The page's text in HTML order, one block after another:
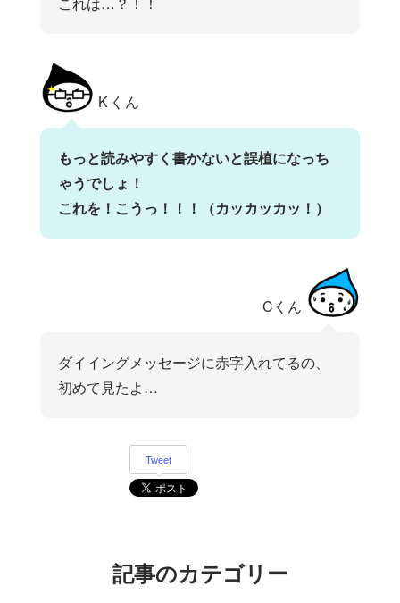
Kくん
もっと読みやすく書かないと誤植になっち
ゃうでしょ！
これを！こうっ！！！（カッカッカッ！）
ダイイングメッセージに赤字入れてるの、
初めて見たよ…
Cくん
Tweet
記事のカテゴリー